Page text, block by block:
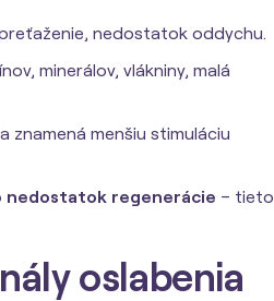
nedostatok oddychu.
minerálov, vlákniny, malá
znamená menšiu stimuláciu
nedostatok regenerácie – tieto
oslabenia